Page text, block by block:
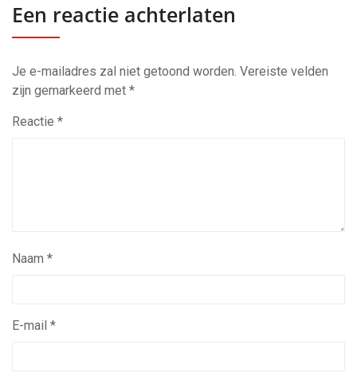
Een reactie achterlaten
Je e-mailadres zal niet getoond worden. Vereiste velden
zijn gemarkeerd met *
Reactie *
Naam *
E-mail *